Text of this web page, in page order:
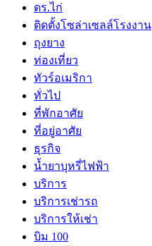
ดร.ไก่
ติดตั้งโซล่าเซลล์โรงงาน
ถุงยาง
ท่องเที่ยว
ทัวร์อเมริกา
ทั่วไป
ที่พักอาศัย
ที่อยู่อาศัย
ธุรกิจ
น้ำยาบุหรี่ไฟฟ้า
บริการ
บริการเช่ารถ
บริการให้เช่า
บิม 100